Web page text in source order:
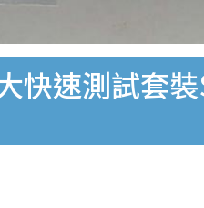
快速測試套